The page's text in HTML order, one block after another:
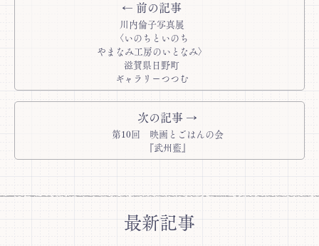
← 前の記事
川内倫子写真展
〈いのちといのち
やまなみ工房のいとなみ〉
滋賀県日野町
ギャラリーつつむ
次の記事 →
第10回 映画とごはんの会
『武州藍』
最新記事